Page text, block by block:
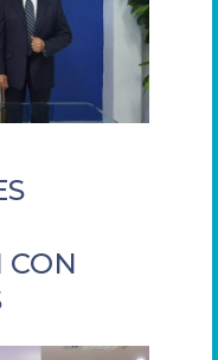
CON